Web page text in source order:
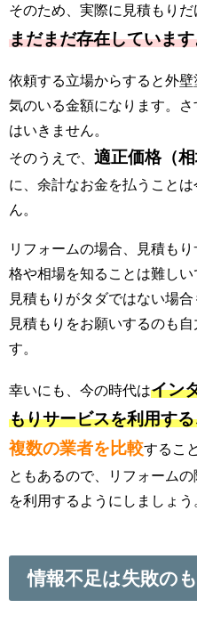
そのため、実際に見積もりだ
まだまだ存在していま
依頼する立場からすると外
気のいる金額になります。
はいきません。
そのうえで、 適正価格（相
に、余計なお金を払うこと
ん。
リフォームの場合、見積も
格や相場を知ることは難しい
見積もりがタダではない場
見積もりをお願いするのも
す。
幸いにも、今の時代はイン
もりサービスを利用す
複数の業者を比較するこ
ともあるので、リフォーム
を利用するようにしましょう
情報不足は失敗の